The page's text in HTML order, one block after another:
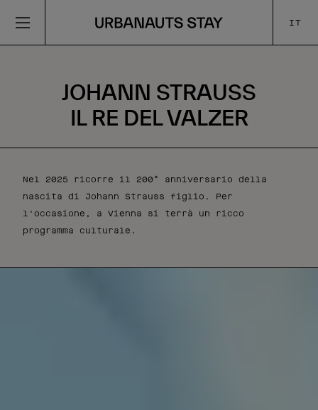
IT
JOHANN STRAUSS
IL RE DEL VALZER
Nel 2025 ricorre il 200° anniversario della
nascita di Johann Strauss figlio. Per
l'occasione, a Vienna si terrà un ricco
programma culturale.